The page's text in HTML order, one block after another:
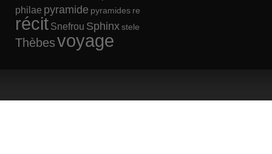
philae pyramide pyramides re
récit Snefrou Sphinxstele
Thèbesvoyage